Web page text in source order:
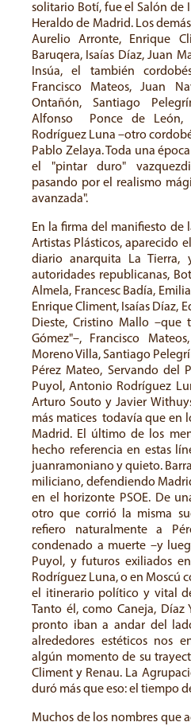
solitario Botí, fue el Salón de
Heraldo de Madrid. Los
Aurelio Arronte, Enrique
Baruqera, Isaías Díaz, Juan
Insúa, el también
Francisco Mateos, Juan
Ontañón, Santiago
Alfonso Ponce de León,
Rodríguez Luna –otro
Pablo Zelaya. Toda una
el "pintar duro"
pasando por el realismo
avanzada".
En la firma del manifiesto de
Artistas Plásticos, aparecido
diario anarquita La
autoridades republicanas,
Almela, Francesc Badía,
Enrique Climent, Isaías Díaz,
Dieste, Cristino Mallo –que
Gómez"–, Francisco
Moreno Villa, Santiago
Pérez Mateo, Servando del
Puyol, Antonio Rodríguez
Arturo Souto y Javier
más matices todavía que en
Madrid. El último de los
hecho referencia en estas
juanramoniano y quieto.
miliciano, defendiendo
en el horizonte PSOE. De
otro que corrió la misma
refiero naturalmente a
condenado a muerte –y
Puyol, y futuros exiliados
Rodríguez Luna, o en Moscú
el itinerario político y vital
Tanto él, como Caneja, Díaz
pronto iban a andar del
alrededores estéticos nos
algún momento de su
Climent y Renau. La
duró más que eso: el tiempo
Muchos de los nombres que